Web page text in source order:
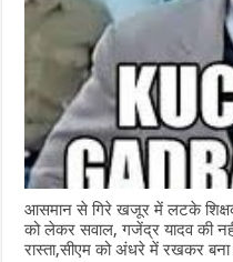
आसमान से गिरे खजूर में लटके
को लेकर सवाल, गजेंद्र यादव की
रास्ता,सीएम को अंधरे में रखकर बना